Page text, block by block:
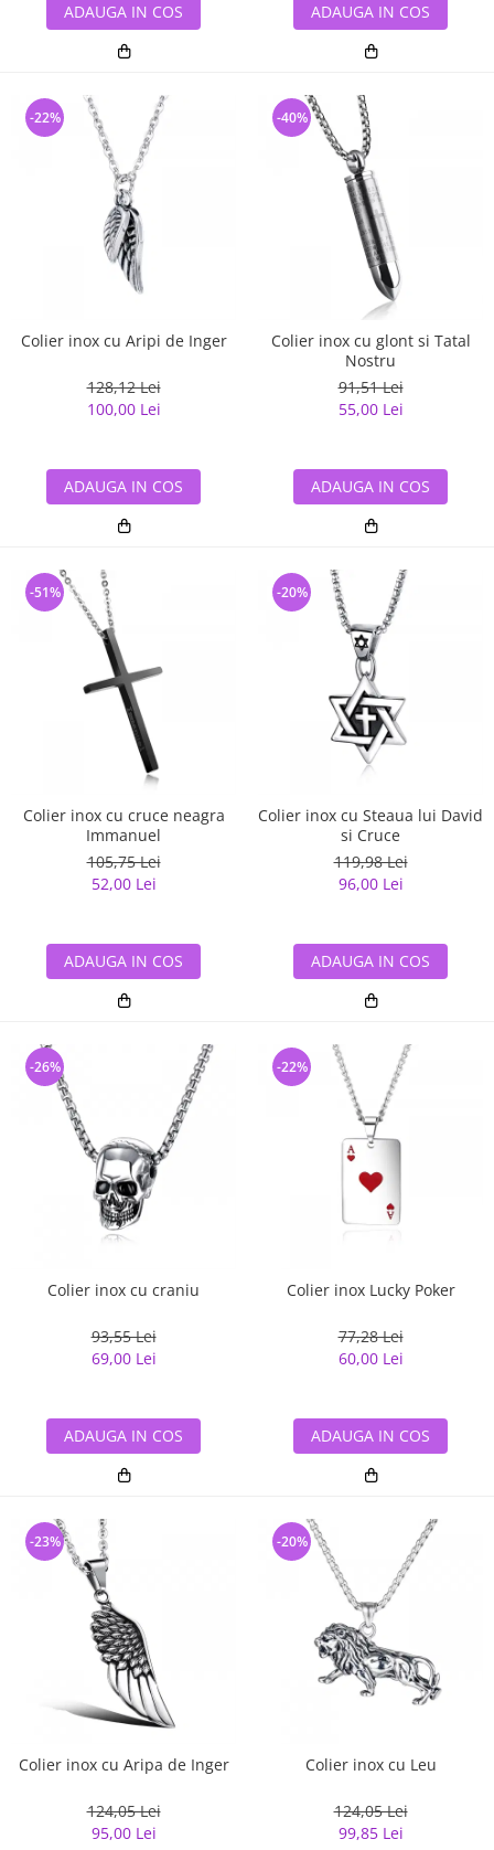
ADAUGA IN COS ADAUGA IN COS
Colier inox cu Aripi de Inger
128,12 Lei
100,00 Lei
-22%
ADAUGA IN COS
Colier inox cu glont si Tatal
Nostru
91,51 Lei
55,00 Lei
-40%
ADAUGA IN COS
Colier inox cu cruce neagra
Immanuel
105,75 Lei
52,00 Lei
-51%
ADAUGA IN COS
Colier inox cu Steaua lui David
si Cruce
119,98 Lei
96,00 Lei
-20%
ADAUGA IN COS
Colier inox cu craniu
93,55 Lei
69,00 Lei
-26%
ADAUGA IN COS
Colier inox Lucky Poker
77,28 Lei
60,00 Lei
-22%
ADAUGA IN COS
Colier inox cu Aripa de Inger
124,05 Lei
95,00 Lei
-23%
Colier inox cu Leu
124,05 Lei
99,85 Lei
-20%